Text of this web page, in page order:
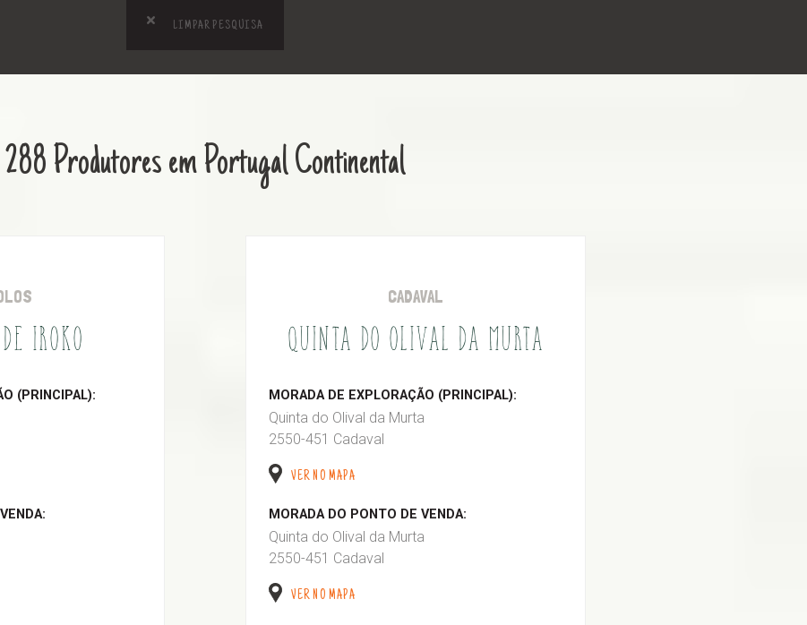
LIMPAR PESQUISA
288 Produtores em Portugal Continental
IROKO
(PRINCIPAL):
CADAVAL
QUINTA DO OLIVAL DA MURTA
MORADA DE EXPLORAÇÃO (PRINCIPAL):
Quinta do Olival da Murta
2550-451 Cadaval
VER NO MAPA
MORADA DO PONTO DE VENDA:
Quinta do Olival da Murta
2550-451 Cadaval
VER NO MAPA